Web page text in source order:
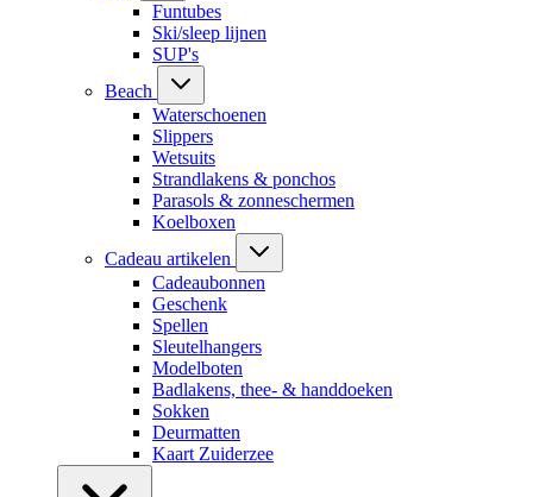
Funtubes
Ski/sleep lijnen
SUP's
Beach
Waterschoenen
Slippers
Wetsuits
Strandlakens & ponchos
Parasols & zonneschermen
Koelboxen
Cadeau artikelen
Cadeaubonnen
Geschenk
Spellen
Sleutelhangers
Modelboten
Badlakens, thee- & handdoeken
Sokken
Deurmatten
Kaart Zuiderzee